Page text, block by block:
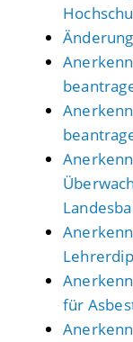
für